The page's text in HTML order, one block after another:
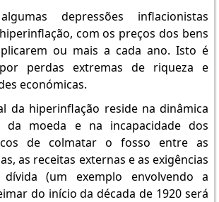
depressões inflacionistas
com os preços dos bens
ou mais a cada ano. Isto é
perdas extremas de riqueza e
económicas.
da hiperinflação reside na dinâmica
da moeda e na incapacidade dos
de colmatar o fosso entre as
as receitas externas e as exigências
(um exemplo envolvendo a
do início da década de 1920 será